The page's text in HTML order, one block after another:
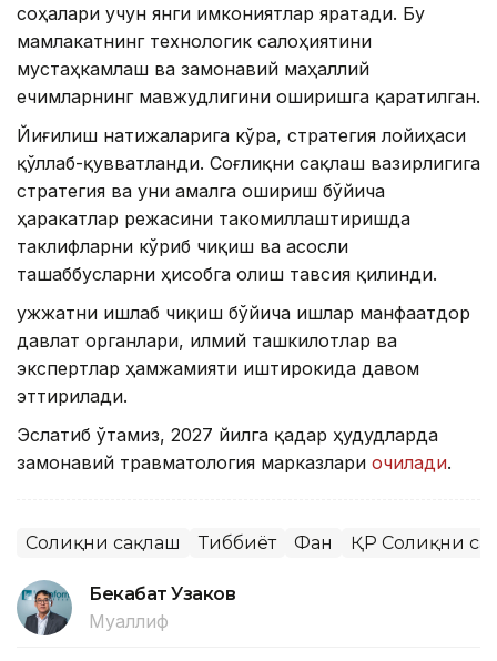
соҳалари учун янги имкониятлар яратади. Бу
мамлакатнинг технологик салоҳиятини
мустаҳкамлаш ва замонавий маҳаллий
ечимларнинг мавжудлигини оширишга қаратилган.
Йиғилиш натижаларига кўра, стратегия лойиҳаси
қўллаб-қувватланди. Соғлиқни сақлаш вазирлигига
стратегия ва уни амалга ошириш бўйича
ҳаракатлар режасини такомиллаштиришда
таклифларни кўриб чиқиш ва асосли
ташаббусларни ҳисобга олиш тавсия қилинди.
Ҳужжатни ишлаб чиқиш бўйича ишлар манфаатдор
давлат органлари, илмий ташкилотлар ва
экспертлар ҳамжамияти иштирокида давом
эттирилади.
Эслатиб ўтамиз, 2027 йилга қадар ҳудудларда
замонавий травматология марказлари очилади.
Соғлиқни сақлаш Тиббиёт Фан ҚР Соғлиқни
Бекабат Узаков
Муаллиф